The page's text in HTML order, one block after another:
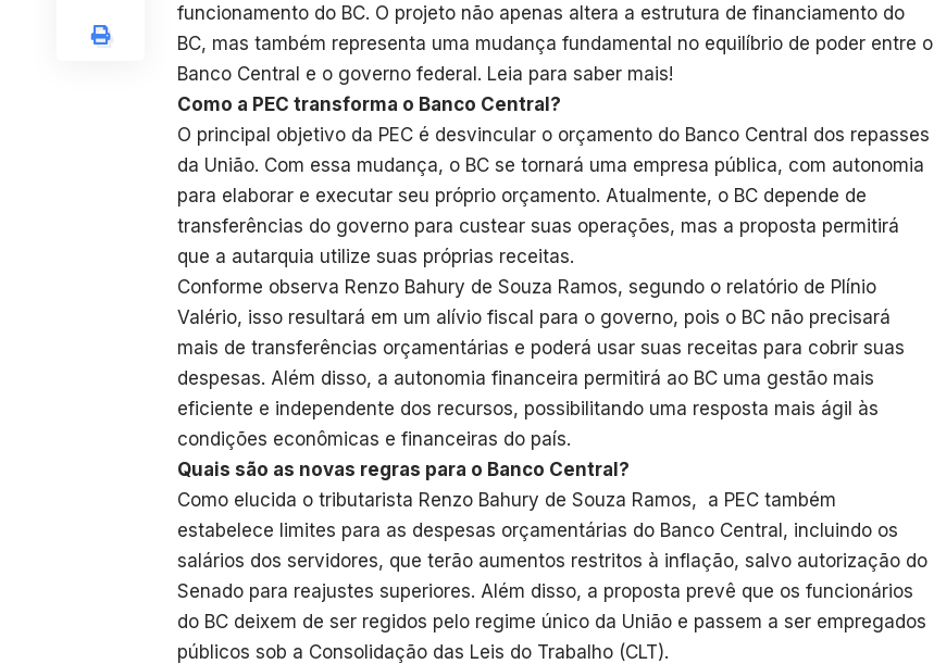
funcionamento do BC. O projeto não apenas altera a estrutura de financiamento do
BC, mas também representa uma mudança fundamental no equilíbrio de poder entre o
Banco Central e o governo federal. Leia para saber mais!
Como a PEC transforma o Banco Central?
O principal objetivo da PEC é desvincular o orçamento do Banco Central dos repasses
da União. Com essa mudança, o BC se tornará uma empresa pública, com autonomia
para elaborar e executar seu próprio orçamento. Atualmente, o BC depende de
transferências do governo para custear suas operações, mas a proposta permitirá
que a autarquia utilize suas próprias receitas.
Conforme observa Renzo Bahury de Souza Ramos, segundo o relatório de Plínio
Valério, isso resultará em um alívio fiscal para o governo, pois o BC não precisará
mais de transferências orçamentárias e poderá usar suas receitas para cobrir suas
despesas. Além disso, a autonomia financeira permitirá ao BC uma gestão mais
eficiente e independente dos recursos, possibilitando uma resposta mais ágil às
condições econômicas e financeiras do país.
Quais são as novas regras para o Banco Central?
Como elucida o tributarista Renzo Bahury de Souza Ramos, a PEC também
estabelece limites para as despesas orçamentárias do Banco Central, incluindo os
salários dos servidores, que terão aumentos restritos à inflação, salvo autorização do
Senado para reajustes superiores. Além disso, a proposta prevê que os funcionários
do BC deixem de ser regidos pelo regime único da União e passem a ser empregados
públicos sob a Consolidação das Leis do Trabalho (CLT).